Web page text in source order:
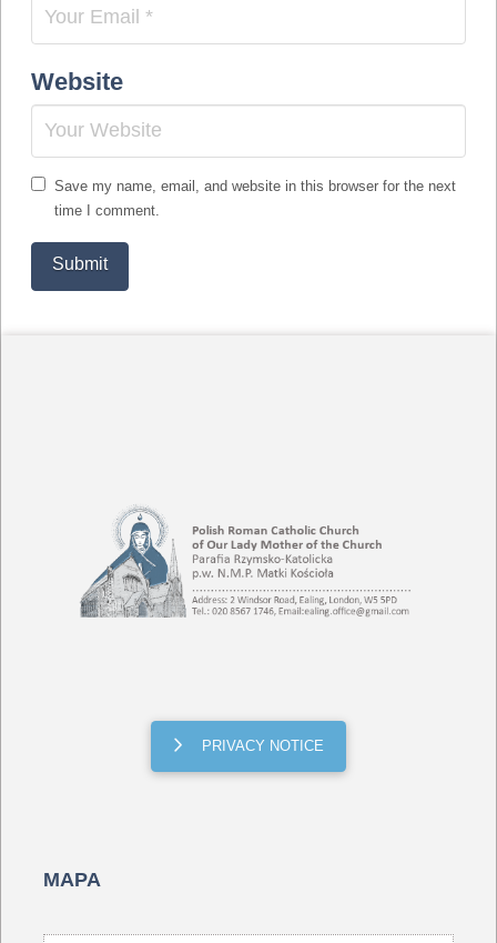
Website
Save my name, email, and website in this browser for the next
time I comment.
PRIVACY NOTICE
MAPA